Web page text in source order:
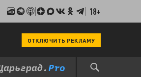
18+
ОТКЛЮЧИТЬ РЕКЛАМУ